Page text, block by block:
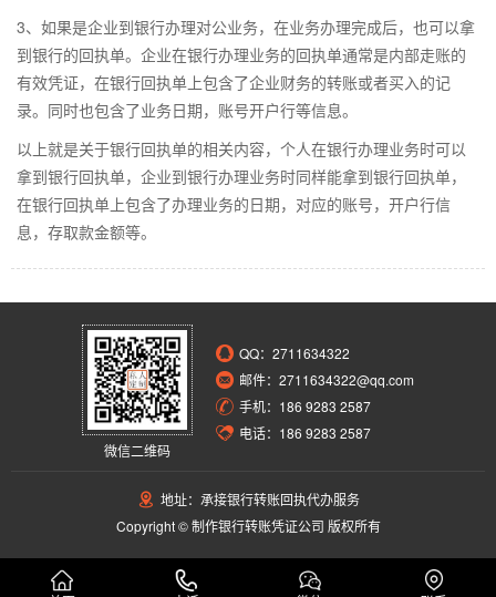
3、如果是企业到银行办理对公业务，在业务办理完成后，也可以拿
到银行的回执单。企业在银行办理业务的回执单通常是内部走账的
有效凭证，在银行回执单上包含了企业财务的转账或者买入的记
录。同时也包含了业务日期，账号开户行等信息。
以上就是关于银行回执单的相关内容，个人在银行办理业务时可以
拿到银行回执单，企业到银行办理业务时同样能拿到银行回执单，
在银行回执单上包含了办理业务的日期，对应的账号，开户行信
息，存取款金额等。
微信二维码
QQ：2711634322
邮件：2711634322@qq.com
手机：186 9283 2587
电话：186 9283 2587
地址：承接银行转账回执代办服务
Copyright © 制作银行转账凭证公司 版权所有